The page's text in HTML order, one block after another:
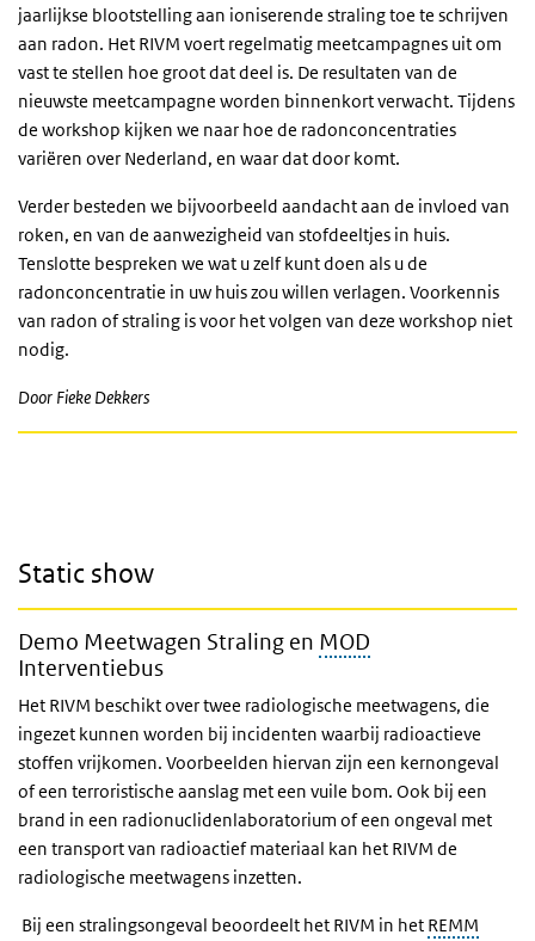
jaarlijkse blootstelling aan ioniserende straling toe te schrijven
aan radon. Het RIVM voert regelmatig meetcampagnes uit om
vast te stellen hoe groot dat deel is. De resultaten van de
nieuwste meetcampagne worden binnenkort verwacht. Tijdens
de workshop kijken we naar hoe de radonconcentraties
variëren over Nederland, en waar dat door komt.
Verder besteden we bijvoorbeeld aandacht aan de invloed van
roken, en van de aanwezigheid van stofdeeltjes in huis.
Tenslotte bespreken we wat u zelf kunt doen als u de
radonconcentratie in uw huis zou willen verlagen. Voorkennis
van radon of straling is voor het volgen van deze workshop niet
nodig.
Door Fieke Dekkers
Static show
Demo Meetwagen Straling en MOD
Interventiebus
Het RIVM beschikt over twee radiologische meetwagens, die
ingezet kunnen worden bij incidenten waarbij radioactieve
stoffen vrijkomen. Voorbeelden hiervan zijn een kernongeval
of een terroristische aanslag met een vuile bom. Ook bij een
brand in een radionuclidenlaboratorium of een ongeval met
een transport van radioactief materiaal kan het RIVM de
radiologische meetwagens inzetten.
Bij een stralingsongeval beoordeelt het RIVM in het REMM